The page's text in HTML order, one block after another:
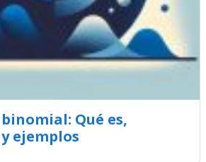
Qué es,
ejemplos